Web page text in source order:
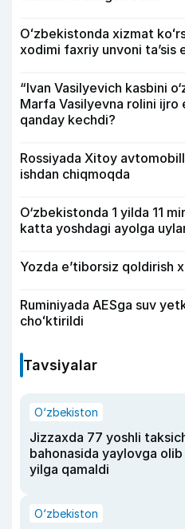
Oʻzbekistonda xizmat
xodimi faxriy unvoni taʼsis
“Ivan Vasilyevich kasbini
Marfa Vasilyevna rolini
qanday kechdi?
Rossiyada Xitoy
ishdan chiqmoqda
O‘zbekistonda 1 yilda 11
katta yoshdagi ayolga
Yozda e’tiborsiz qoldirish
Ruminiyada AESga suv
choʻktirildi
Tavsiyalar
O‘zbekiston
Jizzaxda 77 yoshli
bahonasida yaylovga
yilga qamaldi
O‘zbekiston